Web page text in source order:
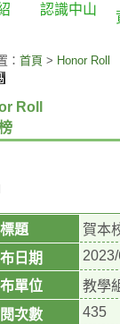
認識中山
： 首頁 > Honor Roll
Roll
標題
賀本
日期
單位
教學
次數
435